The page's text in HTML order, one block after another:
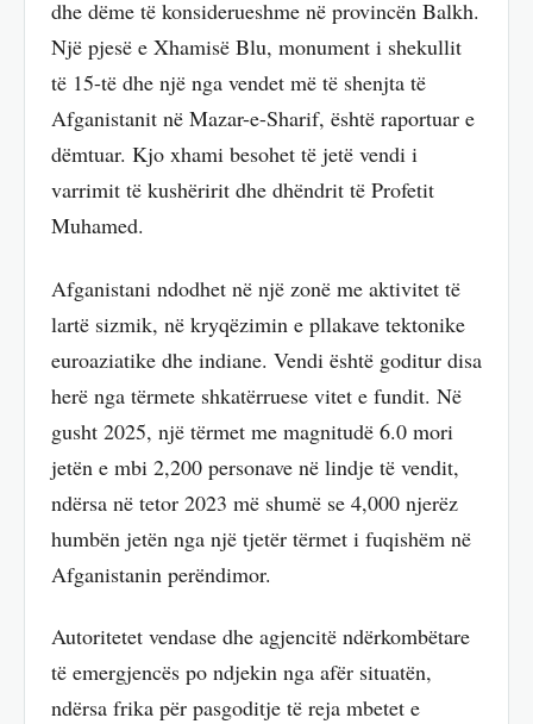
dhe dëme të konsiderueshme në provincën Balkh.
Një pjesë e Xhamisë Blu, monument i shekullit
të 15-të dhe një nga vendet më të shenjta të
Afganistanit në Mazar-e-Sharif, është raportuar e
dëmtuar. Kjo xhami besohet të jetë vendi i
varrimit të kushëririt dhe dhëndrit të Profetit
Muhamed.
Afganistani ndodhet në një zonë me aktivitet të
lartë sizmik, në kryqëzimin e pllakave tektonike
euroaziatike dhe indiane. Vendi është goditur disa
herë nga tërmete shkatërruese vitet e fundit. Në
gusht 2025, një tërmet me magnitudë 6.0 mori
jetën e mbi 2,200 personave në lindje të vendit,
ndërsa në tetor 2023 më shumë se 4,000 njerëz
humbën jetën nga një tjetër tërmet i fuqishëm në
Afganistanin perëndimor.
Autoritetet vendase dhe agjencitë ndërkombëtare
të emergjencës po ndjekin nga afër situatën,
ndërsa frika për pasgoditje të reja mbetet e